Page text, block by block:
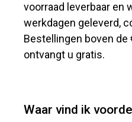
voorraad leverbaar en
werkdagen geleverd,
Bestellingen boven
ontvangt u gratis.
Waar vind ik